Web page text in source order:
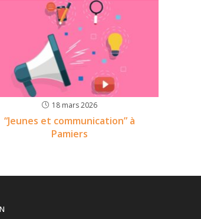
18 mars 2026
“Jeunes et communication” à
Pamiers